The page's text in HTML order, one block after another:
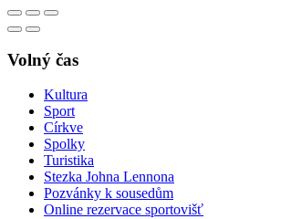
Volný čas
Kultura
Sport
Církve
Spolky
Turistika
Stezka Johna Lennona
Pozvánky k sousedům
Online rezervace sportovišť